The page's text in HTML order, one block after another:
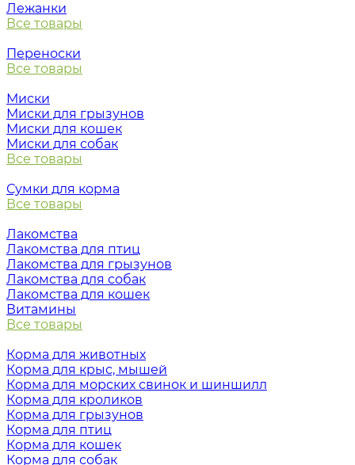
Лежанки
Все товары
Переноски
Все товары
Миски
Миски для грызунов
Миски для кошек
Миски для собак
Все товары
Сумки для корма
Все товары
Лакомства
Лакомства для птиц
Лакомства для грызунов
Лакомства для собак
Лакомства для кошек
Витамины
Все товары
Корма для животных
Корма для крыс, мышей
Корма для морских свинок и шиншилл
Корма для кроликов
Корма для грызунов
Корма для птиц
Корма для кошек
Корма для собак